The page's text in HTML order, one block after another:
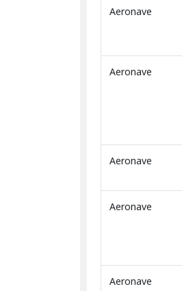
Aeronave
Aeronave
Aeronave
Aeronave
Aeronave